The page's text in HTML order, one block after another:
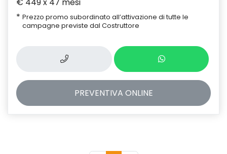
* Prezzo promo subordinato all’attivazione di tutte le
campagne previste dal Costruttore
PREVENTIVA ONLINE